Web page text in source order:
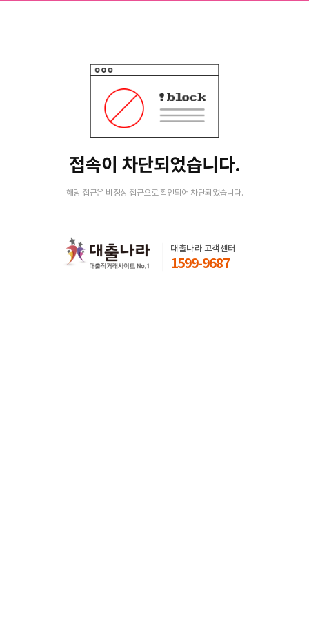
접속이 차단되었습니다.
해당 접근은 비정상 접근으로 확인되어 차단되었습니다.
대출나라 고객센터
1599-9687